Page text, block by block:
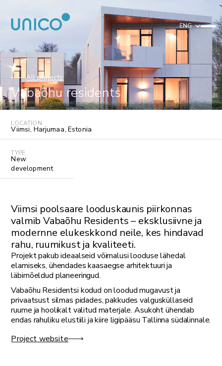
ENG
All projects
Vabaõhu residents
LOCATION
Viimsi, Harjumaa, Estonia
TYPE
New
development
Viimsi poolsaare looduskaunis piirkonnas
valmib Vabaõhu Residents – eksklusiivne ja
modernne elukeskkond neile, kes hindavad
rahu, ruumikust ja kvaliteeti.
Projekt pakub ideaalseid võimalusi looduse lähedal
elamiseks, ühendades kaasaegse arhitektuuri ja
läbimõeldud planeeringud.
Vabaõhu Residentsi kodud on loodud mugavust ja
privaatsust silmas pidades, pakkudes valgusküllaseid
ruume ja hoolikalt valitud materjale. Asukoht ühendab
endas rahuliku elustiili ja kiire ligipääsu Tallinna südalinnale.
Project website